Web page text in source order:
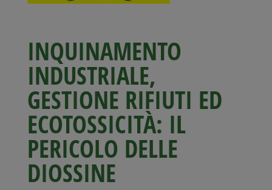
INQUINAMENTO
INDUSTRIALE,
GESTIONE RIFIUTI ED
ECOTOSSICITÀ: IL
PERICOLO DELLE
DIOSSINE